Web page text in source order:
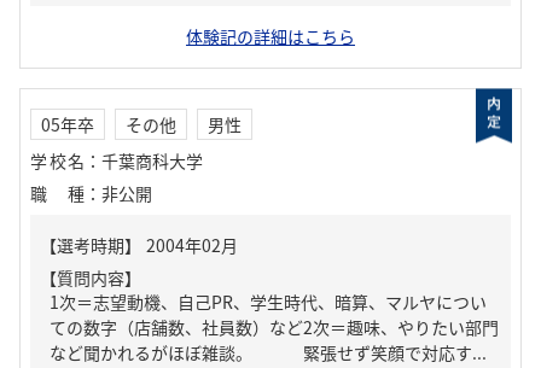
体験記の詳細はこちら
05年卒 その他
男性
学校名 ： 千葉商科大学
職種 ： 非公開
【質問内容】
1次＝志望動機、自己PR、学生時代、暗算、マルヤについ
ての数字（店舗数、社員数）など2次＝趣味、やりたい部門
など聞かれるがほぼ雑談。 緊張せず笑顔で対応す...